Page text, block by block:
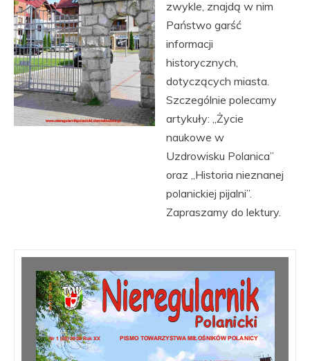
zwykle, znajdą w nim
Państwo garść
informacji
historycznych,
dotyczących miasta.
Szczególnie polecamy
artykuły: „Życie
naukowe w
Uzdrowisku Polanica”
oraz „Historia nieznanej
polanickiej pijalni”.
Zapraszamy do lektury.